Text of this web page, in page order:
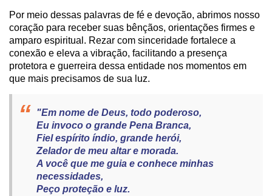
Por meio dessas palavras de fé e devoção, abrimos nosso
coração para receber suas bênçãos, orientações firmes e
amparo espiritual. Rezar com sinceridade fortalece a
conexão e eleva a vibração, facilitando a presença
protetora e guerreira dessa entidade nos momentos em
que mais precisamos de sua luz.
"Em nome de Deus, todo poderoso,
Eu invoco o grande Pena Branca,
Fiel espírito índio, grande herói,
Zelador de meu altar e morada.
A você que me guia e conhece minhas
necessidades,
Peço proteção e luz.